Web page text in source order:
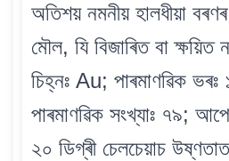
অতিশয় নমনীয় হালধীয়া
মৌল, যি বিজাৰিত বা ক্ষয়িত
চিহ্নঃ Au; পাৰমাণৱিক
পাৰমাণৱিক সংখ্যাঃ ৭৯;
২০ ডিগ্ৰী চেলচেয়াচ